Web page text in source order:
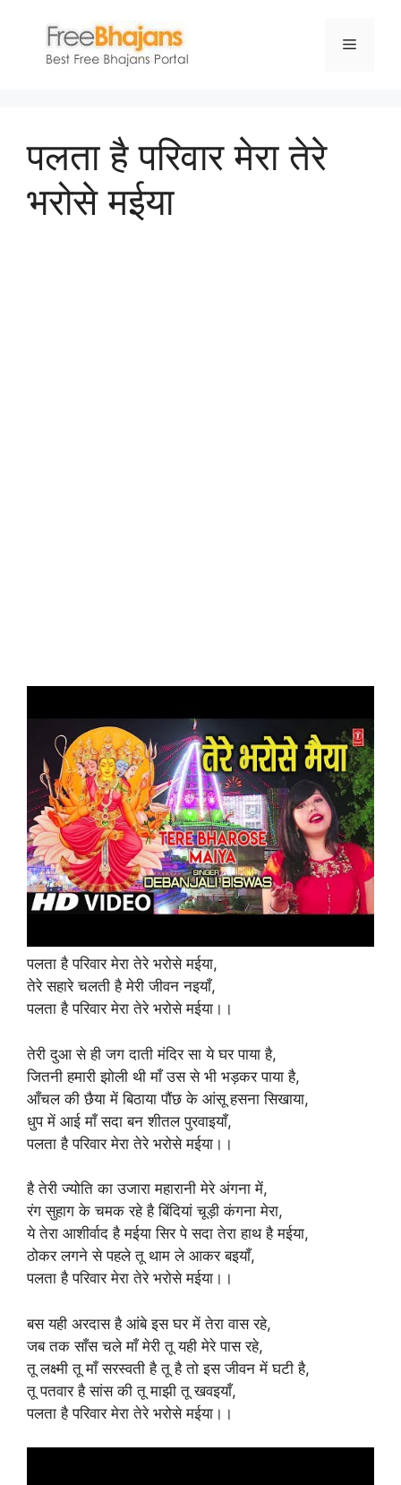
content
Menu
पलता है परिवार मेरा तेरे
भरोसे मईया
पलता है परिवार मेरा तेरे भरोसे मईया,
तेरे सहारे चलती है मेरी जीवन नइयाँ,
पलता है परिवार मेरा तेरे भरोसे मईया।।
तेरी दुआ से ही जग दाती मंदिर सा ये घर पाया है,
जितनी हमारी झोली थी माँ उस से भी भड़कर पाया है,
आँचल की छैया में बिठाया पौंछ के आंसू हसना सिखाया,
धुप में आई माँ सदा बन शीतल पुरवाइयाँ,
पलता है परिवार मेरा तेरे भरोसे मईया।।
है तेरी ज्योति का उजारा महारानी मेरे अंगना में,
रंग सुहाग के चमक रहे है बिंदियां चूड़ी कंगना मेरा,
ये तेरा आशीर्वाद है मईया सिर पे सदा तेरा हाथ है मईया,
ठोकर लगने से पहले तू थाम ले आकर बइयाँ,
पलता है परिवार मेरा तेरे भरोसे मईया।।
बस यही अरदास है आंबे इस घर में तेरा वास रहे,
जब तक साँस चले माँ मेरी तू यही मेरे पास रहे,
तू लक्ष्मी तू माँ सरस्वती है तू है तो इस जीवन में घटी है,
तू पतवार है सांस की तू माझी तू खवइयाँ,
पलता है परिवार मेरा तेरे भरोसे मईया।।